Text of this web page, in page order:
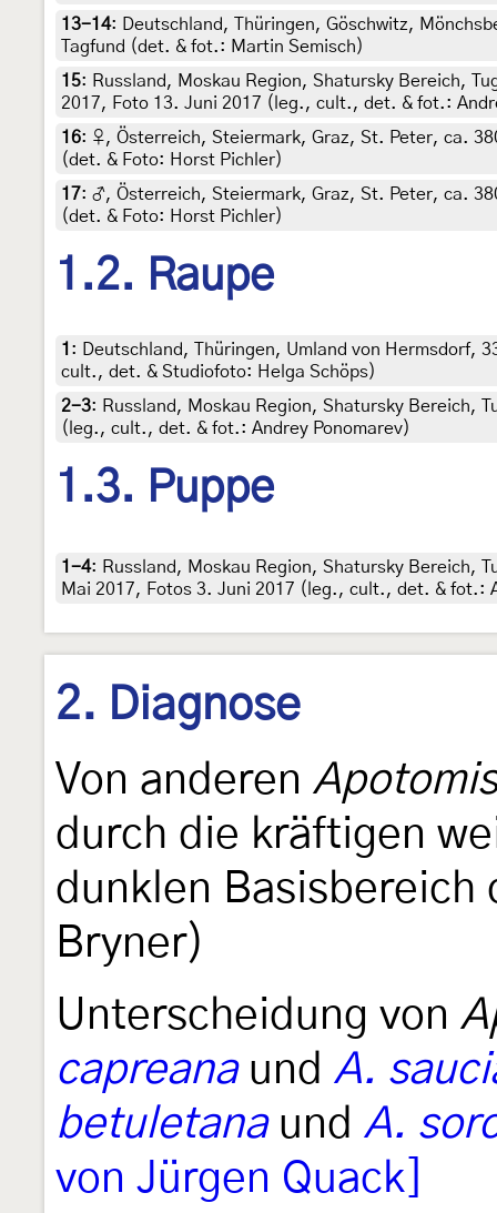
13-14:
Deutschland, Thüringen, Göschwitz,
Tagfund (det. & fot.: Martin Semisch)
15: Russland, Moskau Region, Shatursky Bereich,
2017, Foto 13. Juni 2017 (leg., cult., det. & fot.:
16: ♀, Österreich, Steiermark, Graz, St. Peter, ca.
(det. & Foto: Horst Pichler)
17: ♂, Österreich, Steiermark, Graz, St. Peter, ca.
(det. & Foto: Horst Pichler)
1.2. Raupe
1 :
Deutschland, Thüringen, Umland von Hermsdorf,
cult., det. & Studiofoto: Helga Schöps)
2-3: Russland, Moskau Region, Shatursky Bereich,
(leg., cult., det. & fot.: Andrey Ponomarev)
1.3. Puppe
1-4: Russland, Moskau Region, Shatursky Bereich,
Mai 2017, Fotos 3. Juni 2017 (leg., cult., det. & fot.:
2. Diagnose
Von anderen Apotomis
durch die kräftigen
dunklen
Bryner)
Unterscheidung von
capreanaund A.
betuletanaund A.
von Jürgen Quack]